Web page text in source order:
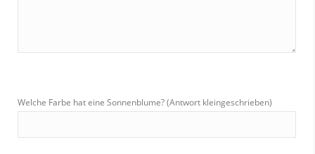
Welche Farbe hat eine Sonnenblume? (Antwort kleingeschrieben)